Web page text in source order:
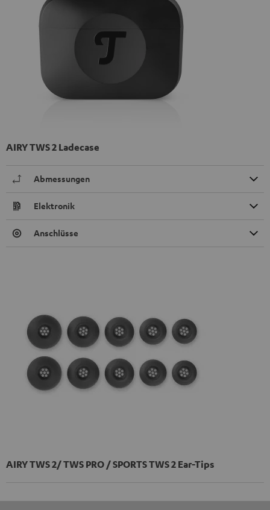
AIRY TWS 2 Ladecase
Abmessungen
Elektronik
Anschlüsse
AIRY TWS 2/ TWS PRO / SPORTS TWS 2 Ear-Tips